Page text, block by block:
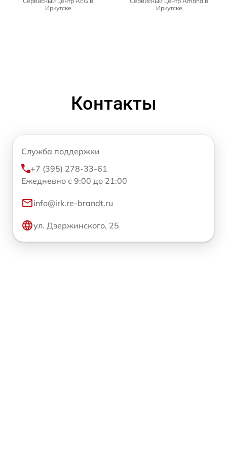
Иркутске
Иркутске
Контакты
Служба поддержки
+7 (395) 278-33-61
Ежедневно с 9:00 до 21:00
info@irk.re-brandt.ru
ул. Дзержинского, 25